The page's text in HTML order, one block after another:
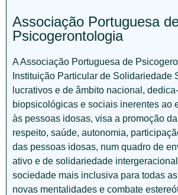
Associação Portuguesa
Psicogerontologia
A Associação Portuguesa de
Instituição Particular de Solidariedade
lucrativos e de âmbito nacional,
biopsicológicas e sociais inerentes ao
às pessoas idosas, visa a promoção
respeito, saúde, autonomia,
das pessoas idosas, num quadro de
ativo e de solidariedade
sociedade mais inclusiva para todas
novas mentalidades e combate